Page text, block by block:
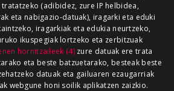
(adibidez, zure IP helbidea,
eta nabigazio-datuak), iragarki eta eduki
iragarkiak eta edukia neurtzeko,
ikuspegiak lortzeko eta zerbitzuak
hornitzaileek (4)zure datuak ere trata
eta beste batzuetarako, besteak beste
datuak eta gailuaren ezaugarriak
webgune honi soilik aplikatzen zaizkio.